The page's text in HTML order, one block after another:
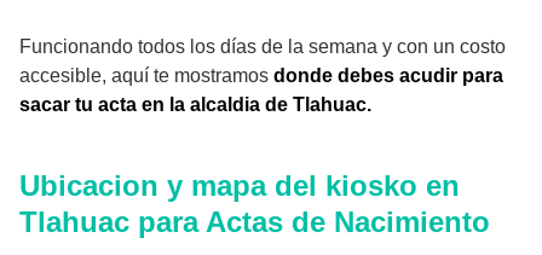
Funcionando todos los días de la semana y con un costo
accesible, aquí te mostramos donde debes acudir para
sacar tu acta en la alcaldia de Tlahuac.
Ubicacion y mapa del kiosko en
Tlahuac para Actas de Nacimiento